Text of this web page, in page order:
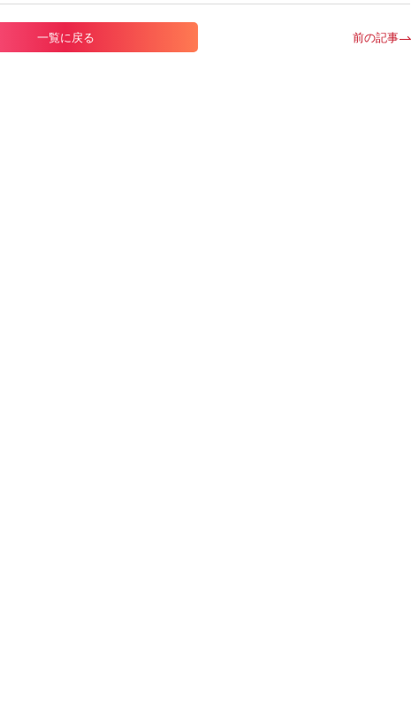
一覧に戻る 前の記事